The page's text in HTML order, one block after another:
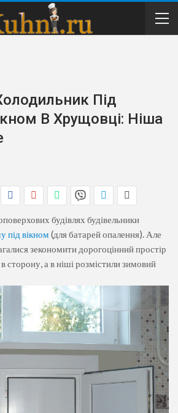
Під
В Хрущовці: Ніша
будівлях будівельники
під вікном (для батарей опалення). Але
зекономити дорогоцінний простір
сторону, а в ніші розмістили зимовий